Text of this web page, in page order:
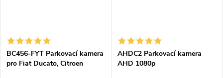
BC456-FYT Parkovací kamera
pro Fiat Ducato, Citroen
AHDC2 Parkovací kamera
AHD 1080p